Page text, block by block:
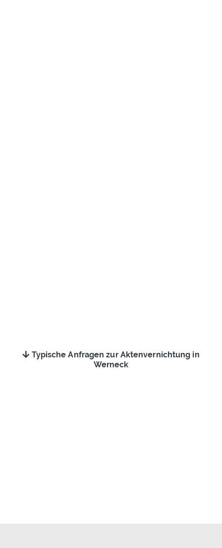
Typische Anfragen zur Aktenvernichtung in
Werneck